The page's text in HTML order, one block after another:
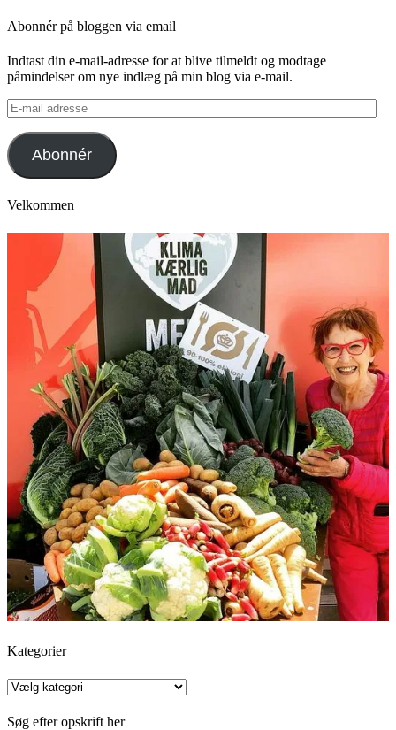
Abonnér på bloggen via email
Indtast din e-mail-adresse for at blive tilmeldt og modtage
påmindelser om nye indlæg på min blog via e-mail.
E-
mail
adresse
Abonnér
Velkommen
Kategorier
Kategorier
Søg efter opskrift her